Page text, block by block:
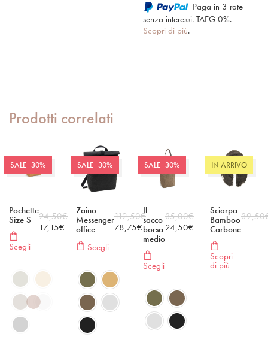
Paga in 3 rate
senza interessi. TAEG 0%.
Scopri di più.
Prodotti correlati
SALE -30%
Pochette
Size S
Scegli
24,50€
17,15€
SALE -30%
Zaino
Messenger
office
Scegli
112,50€
78,75€
SALE -30%
Il
sacco
borsa
medio
Scegli
35,00€
24,50€
IN ARRIVO
Sciarpa
Bamboo
Carbone
Scopri
di più
39,50